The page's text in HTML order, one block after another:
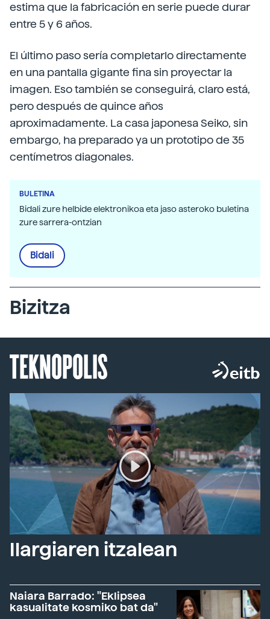
estima que la fabricación en serie puede durar
entre 5 y 6 años.
El último paso sería completarlo directamente
en una pantalla gigante fina sin proyectar la
imagen. Eso también se conseguirá, claro está,
pero después de quince años
aproximadamente. La casa japonesa Seiko, sin
embargo, ha preparado ya un prototipo de 35
centímetros diagonales.
BULETINA
Bidali zure helbide elektronikoa eta jaso asteroko buletina
zure sarrera-ontzian
Bidali
Bizitza
TEKNOPOLIS
Ilargiaren itzalean
Naiara Barrado: "Eklipsea
kasualitate kosmiko bat da"